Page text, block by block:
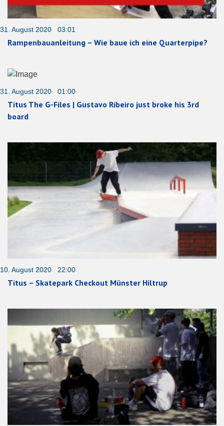
31. August 2020 03:01
Rampenbauanleitung – Wie baue ich eine Quarterpipe?
31. August 2020 01:00
Titus The G-Files | Gustavo Ribeiro just broke his 3rd
board
10. August 2020 22:00
Titus – Skatepark Checkout Münster Hiltrup